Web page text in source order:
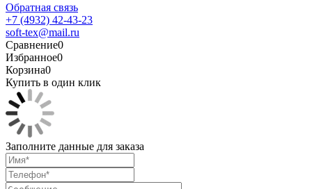
Обратная связь
+7 (4932) 42-43-23
soft-tex@mail.ru
Сравнение0
Избранное0
Корзина0
Купить в один клик
Заполните данные для заказа